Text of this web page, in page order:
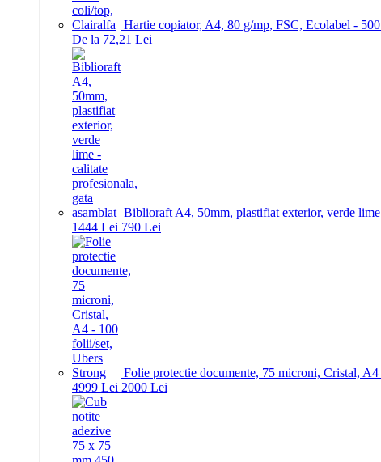
Hartie copiator, A4, 80 g/mp, FSC, Ecolabel -
De la 72,21 Lei
Biblioraft A4, 50mm, plastifiat exterior, verde
1444 Lei 790 Lei
Folie protectie documente, 75 microni, Cristal,
4999 Lei 2000 Lei